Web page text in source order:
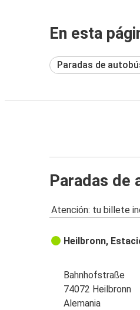
En esta
Paradas de
Paradas de
Atención: tu billete
Heilbronn,
Bahnhofstraße
74072 Heilbronn
Alemania